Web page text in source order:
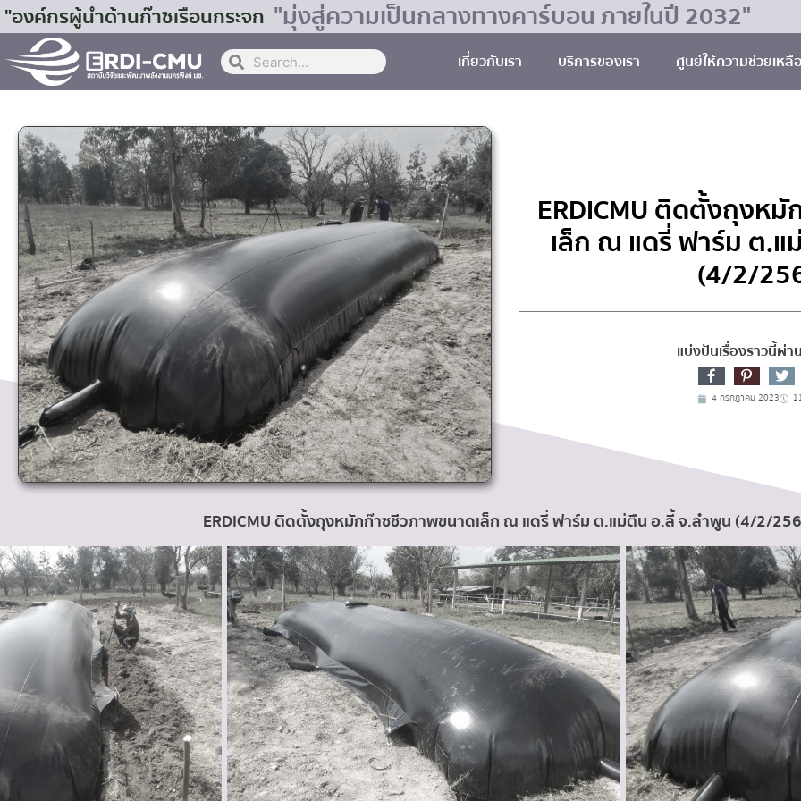
"องค์กรผู้นำด้านก๊าซเรือนกระจก "มุ่งสู่ความเป็นกลางทางคาร์บอน ภายในปี 2032"
เกี่ยวกับเรา บริการของเรา ศูนย์ให้ความช่วยเหลื
ERDICMU ติดตั้งถุงห
เล็ก ณ แดรี่ ฟาร์ม ต.
(4/2/
แบ่งปันเรื่องราวนี้ผ่
4 กรกฎาคม 2023
ERDICMU ติดตั้งถุงหมักก๊าซชีวภาพขนาดเล็ก ณ แดรี่ ฟาร์ม ต.แม่ตืน อ.ลี้ จ.ลำพูน (4/2/